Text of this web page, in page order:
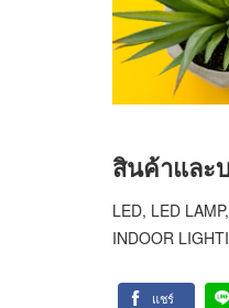
สินค้าและ
LED, LED
INDOOR
แชร์